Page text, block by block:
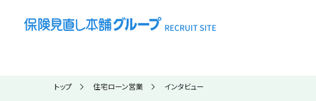
トップ 住宅ローン営業 インタビュー